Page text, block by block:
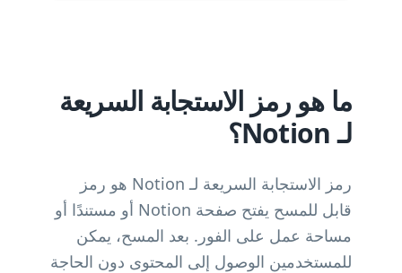
ما هو رمز الاستجابة السريعة
لـ Notion؟
رمز الاستجابة السريعة لـ Notion هو رمز
قابل للمسح يفتح صفحة Notion أو مستندًا أو
مساحة عمل على الفور. بعد المسح، يمكن
للمستخدمين الوصول إلى المحتوى دون الحاجة